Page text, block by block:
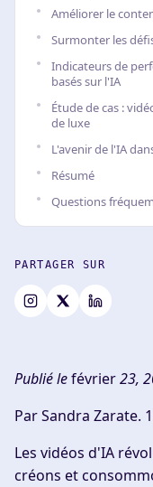
Améliorer le
Surmonter les
Indicateurs de
basés sur l'IA
Étude de cas :
de luxe
L'avenir de l'IA
Résumé
Questions
PARTAGER SUR
Publié lefévrier23,
Par Sandra Zarate.
Les vidéos d'IA
créons et